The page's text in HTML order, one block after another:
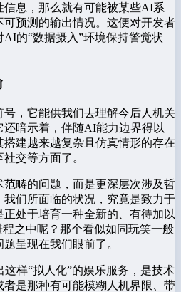
息，那么就有可能被某些AI系
预测的输出情况。这便对开发者
的“数据摄入”环境保持警觉状
，它能供我们去理解今后人机关
暗示着，伴随AI能力边界得以
建越来越复杂且仿真情形的存在
交等方面了。
畴的问题，而是更深层次涉及哲
们所面临的状况，究竟是致力于
处于培育一种全新的、有待加以
之中呢？那个看似如同玩笑一般
呈现在我们眼前了。
样“拟人化”的娱乐服务，是技术
是那种有可能模糊人机界限、带